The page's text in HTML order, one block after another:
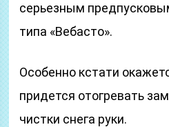
серьезным
типа «Вебасто».
Особенно кстати
придется отогревать
чистки снега руки.